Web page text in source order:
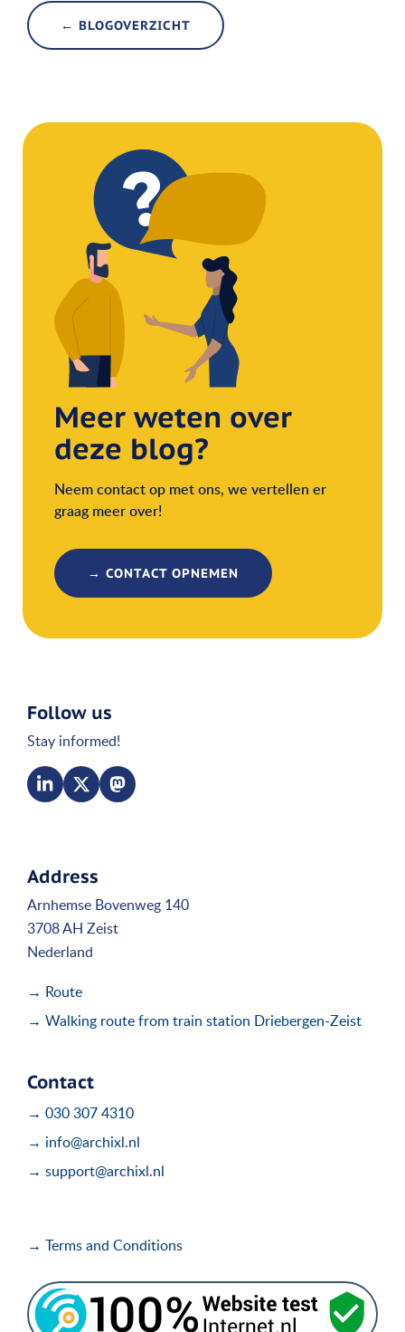
← BLOGOVERZICHT
Meer weten over
deze blog?
Neem contact op met ons, we vertellen er
graag meer over!
→ CONTACT OPNEMEN
Follow us
Stay informed!
Address
Arnhemse Bovenweg 140
3708 AH Zeist
Nederland
→ Route
→ Walking route from train station Driebergen-Zeist
Contact
→ 030 307 4310
→ info@archixl.nl
→ support@archixl.nl
→ Terms and Conditions